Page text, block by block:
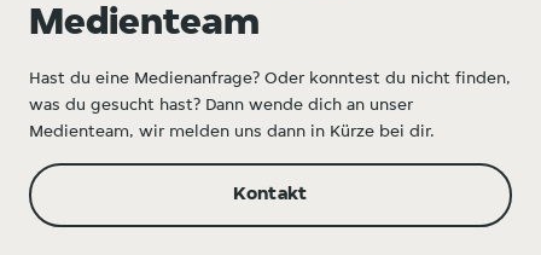
Medienteam
Hast du eine Medienanfrage? Oder konntest du nicht finden,
was du gesucht hast? Dann wende dich an unser
Medienteam, wir melden uns dann in Kürze bei dir.
Kontakt